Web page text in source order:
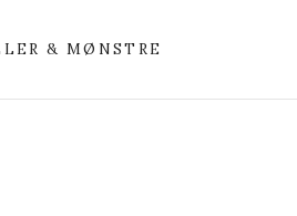
& MØNSTRE